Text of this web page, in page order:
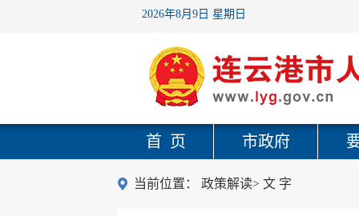
2026年8月9日 星期日
首 页 市政府
当前位置： 政策解读> 文 字